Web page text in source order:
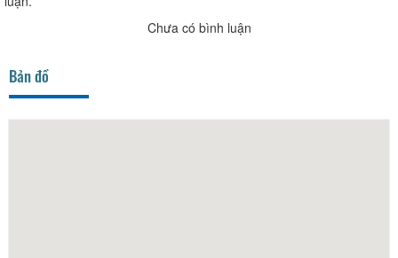
Chưa có bình luận
Bản đồ